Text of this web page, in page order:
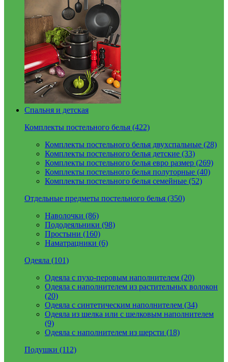
Спальня и детская
Комплекты постельного белья (422)
Комплекты постельного белья двухспальные (28)
Комплекты постельного белья детские (33)
Комплекты постельного белья евро размер (269)
Комплекты постельного белья полуторные (40)
Комплекты постельного белья семейные (52)
Отдельные предметы постельного белья (350)
Наволочки (86)
Пододеяльники (98)
Простыни (160)
Наматрацники (6)
Одеяла (101)
Одеяла с пухо-перовым наполнителем (20)
Одеяла с наполнителем из растительных волокон
(20)
Одеяла с синтетическим наполнителем (34)
Одеяла из шелка или с шелковым наполнителем
(9)
Одеяла с наполнителем из шерсти (18)
Подушки (112)